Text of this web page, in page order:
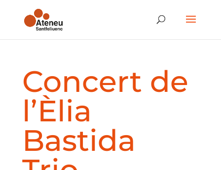
Concert de
l’Èlia
Bastida